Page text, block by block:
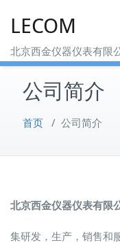
LECOM
北京西金仪器仪表有限
公司简介
首页 / 公司简介
北京西金仪器仪表有限
集研发，生产，销售和